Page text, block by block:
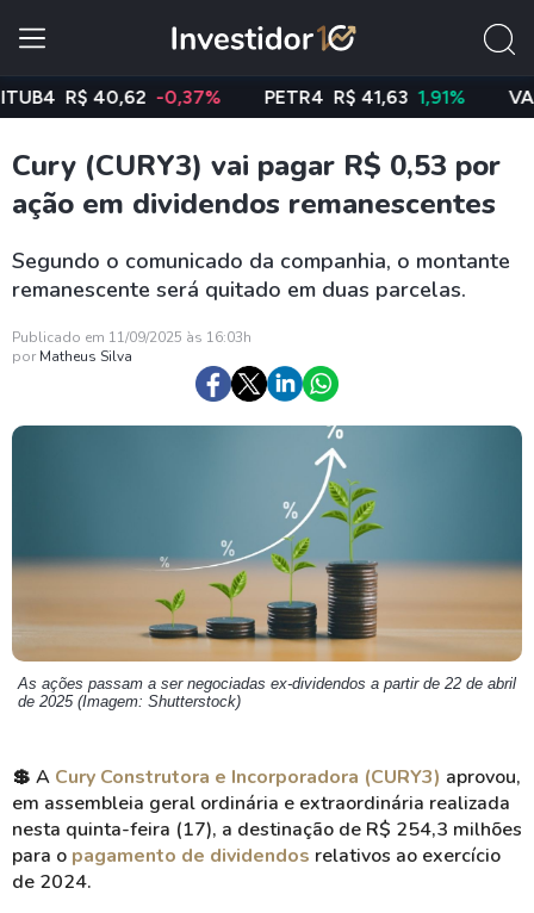
R$ 40,62 -0,37% PETR4 R$ 41,63 1,91% VALE3
Cury (CURY3) vai pagar R$ 0,53 por
ação em dividendos remanescentes
Segundo o comunicado da companhia, o montante
remanescente será quitado em duas parcelas.
Publicado em 11/09/2025 às 16:03h
por Matheus Silva
As ações passam a ser negociadas ex-dividendos a partir de 22 de abril
de 2025 (Imagem: Shutterstock)
💲 A Cury Construtora e Incorporadora (CURY3) aprovou,
em assembleia geral ordinária e extraordinária realizada
nesta quinta-feira (17), a destinação de R$ 254,3 milhões
para o pagamento de dividendos relativos ao exercício
de 2024.